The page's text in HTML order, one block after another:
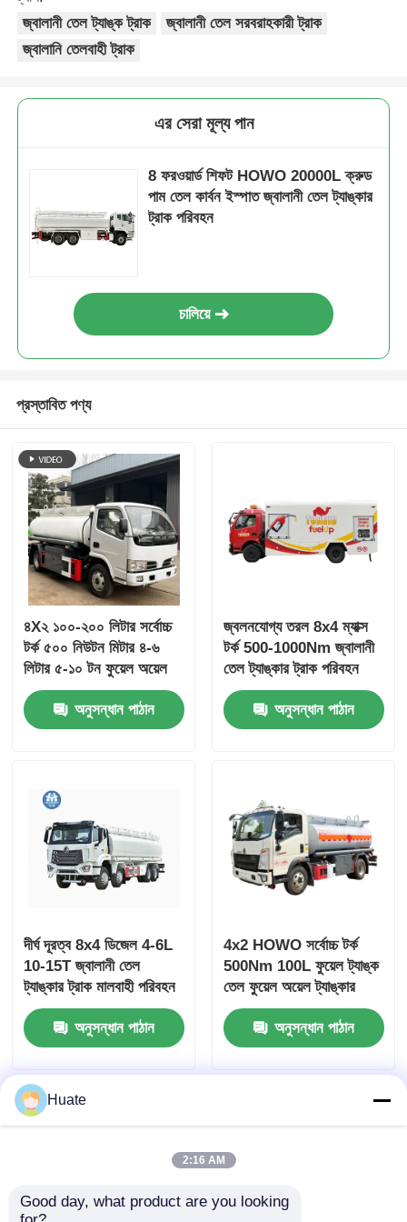
জ্বালানী তেল ট্যাঙ্ক ট্রাক
জ্বালানী তেল সরবরাহকারী ট্রাক
জ্বালানি তেলবাহী ট্রাক
এর সেরা মূল্য পান
8 ফরওয়ার্ড শিফট HOWO 20000L ক্রুড
পাম তেল কার্বন ইস্পাত জ্বালানী তেল ট্যাঙ্কার
ট্রাক পরিবহন
চালিয়ে
প্রস্তাবিত পণ্য
৪X২ ১০০-২০০ লিটার সর্বোচ্চ
টর্ক ৫০০ নিউটন মিটার ৪-৬
লিটার ৫-১০ টন ফুয়েল অয়েল
ট্যাঙ্কার ট্রাক পরিবহন যান
অনুসন্ধান পাঠান
জ্বলনযোগ্য তরল 8x4 ম্যাক্স
টর্ক 500-1000Nm জ্বালানী
তেল ট্যাঙ্কার ট্রাক পরিবহন
যানবাহন
অনুসন্ধান পাঠান
দীর্ঘ দূরত্ব 8x4 ডিজেল 4-6L
10-15T জ্বালানী তেল
ট্যাঙ্কার ট্রাক মালবাহী পরিবহন
যানবাহন
অনুসন্ধান পাঠান
4x2 HOWO সর্বোচ্চ টর্ক
500Nm 100L ফুয়েল ট্যাঙ্ক
তেল ফুয়েল অয়েল ট্যাঙ্কার
ট্রাক পরিবহন যান
অনুসন্ধান পাঠান
Huate
2:16 AM
Good day, what product are you looking